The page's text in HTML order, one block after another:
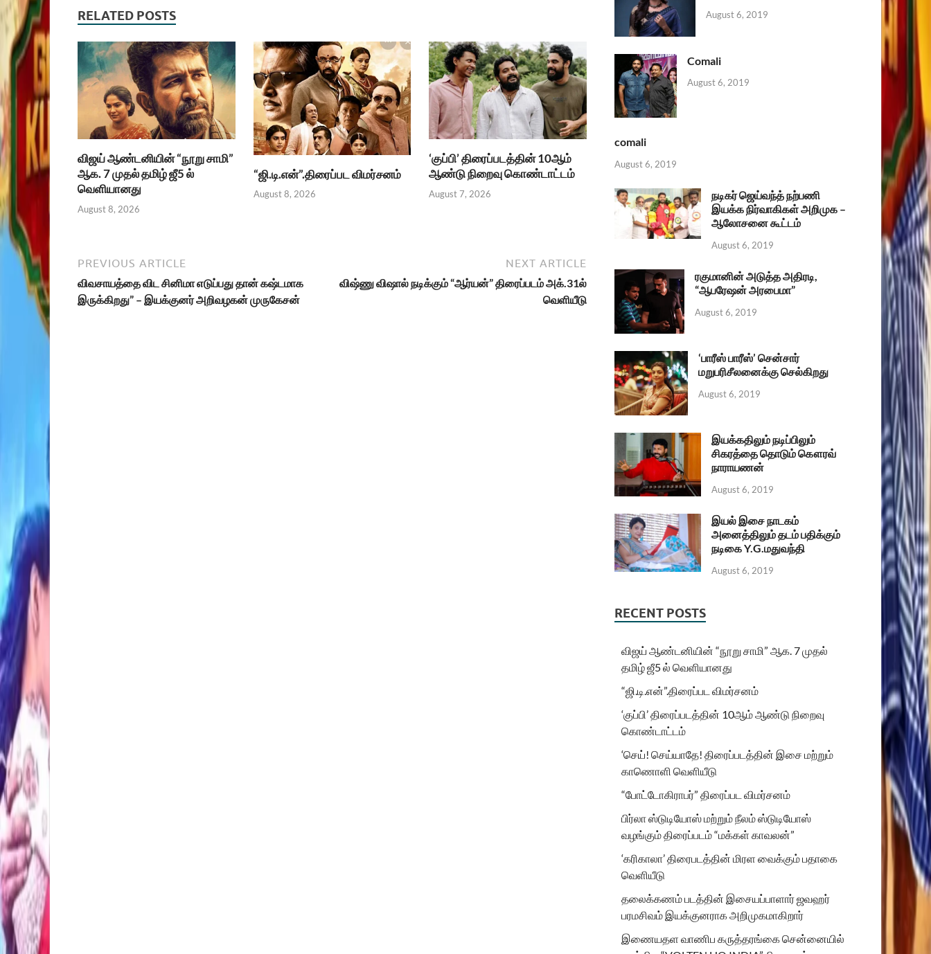
RELATED POSTS
விஜய் ஆண்டனியின் “நூறு சாமி”
ஆக. 7 முதல் தமிழ் ஜீ5 ல்
வெளியானது
August 8, 2026
“ஜி.டி.என்”.திரைப்பட விமர்சனம்
August 8, 2026
‘குப்பி’ திரைப்படத்தின் 10ஆம்
ஆண்டு நிறைவு கொண்டாட்டம்
August 7, 2026
PREVIOUS ARTICLE
விவசாயத்தை விட சினிமா எடுப்பது தான் கஷ்டமாக
இருக்கிறது” – இயக்குனர் அறிவழகன் முருகேசன்
NEXT ARTICLE
விஷ்ணு விஷால் நடிக்கும் “ஆர்யன்” திரைப்படம் அக்.31ல்
வெளியீடு
August 6, 2019
Comali
August 6, 2019
comali
August 6, 2019
நடிகர் ஜெய்வந்த் நற்பணி
இயக்க நிர்வாகிகள் அறிமுக –
ஆலோசனை கூட்டம்
August 6, 2019
ரகுமானின் அடுத்த அதிரடி,
“ஆபரேஷன் அரபைமா”
August 6, 2019
‘பாரீஸ் பாரீஸ்’ சென்சார்
மறுபரிசீலனைக்கு செல்கிறது
August 6, 2019
இயக்கதிலும் நடிப்பிலும்
சிகரத்தை தொடும் கௌரவ்
நாராயணன்
August 6, 2019
இயல் இசை நாடகம்
அனைத்திலும் தடம் பதிக்கும்
நடிகை Y.G.மதுவந்தி
August 6, 2019
RECENT POSTS
விஜய் ஆண்டனியின் “நூறு சாமி” ஆக. 7 முதல்
தமிழ் ஜீ5 ல் வெளியானது
“ஜி.டி.என்”.திரைப்பட விமர்சனம்
‘குப்பி’ திரைப்படத்தின் 10ஆம் ஆண்டு நிறைவு
கொண்டாட்டம்
‘செய்! செய்யாதே! திரைப்படத்தின் இசை மற்றும்
காணொளி வெளியீடு
“போட்டோகிராபர்” திரைப்பட விமர்சனம்
பிர்லா ஸ்டுடியோஸ் மற்றும் நீலம் ஸ்டுடியோஸ்
வழங்கும் திரைப்படம் “மக்கள் காவலன்”
‘கரிகாலா’ திரைபடத்தின் மிரள வைக்கும் பதாகை
வெளியீடு
தலைக்கணம் படத்தின் இசையப்பாளார் ஜவஹர்
பரமசிவம் இயக்குனராக அறிமுகமாகிறார்
இணையதள வாணிப கருத்தரங்கை சென்னையில்